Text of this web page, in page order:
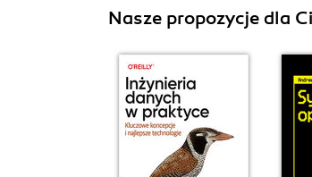
Nasze propozycje dla